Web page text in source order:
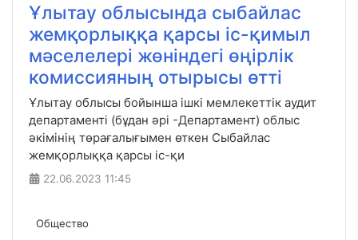
Ұлытау облысында сыбайлас
жемқорлыққа қарсы іс-қимыл
мәселелері жөніндегі өңірлік
комиссияның отырысы өтті
Ұлытау облысы бойынша ішкі мемлекеттік аудит
департаменті (бұдан әрі -Департамент) облыс
әкімінің төрағалығымен өткен Сыбайлас
жемқорлыққа қарсы іс-қи
22.06.2023 11:45
Общество